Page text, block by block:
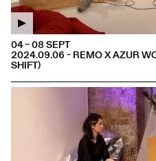
2024.09.06 - REMO X AZUR
SHIFT)
04 – 08 SEPT